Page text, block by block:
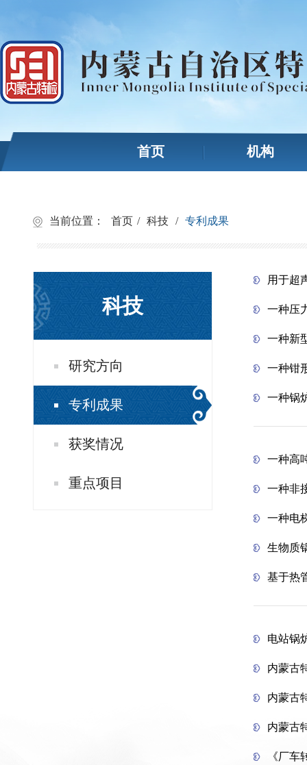
首页 机构
当前位置： 首页 / 科技 / 专利成果
科技
研究方向
专利成果
获奖情况
重点项目
用于超
一种压
一种新
一种钳
一种锅
一种高
一种非
一种电
生物质
基于热
电站锅
内蒙古
内蒙古
内蒙古
《厂